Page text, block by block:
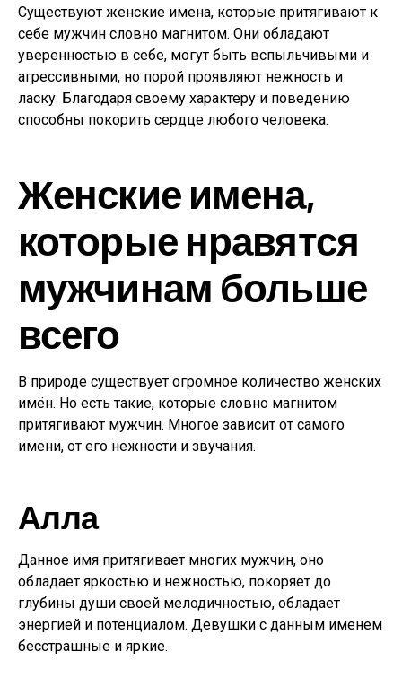
Существуют женские имена, которые притягивают к
себе мужчин словно магнитом. Они обладают
уверенностью в себе, могут быть вспыльчивыми и
агрессивными, но порой проявляют нежность и
ласку. Благодаря своему характеру и поведению
способны покорить сердце любого человека.
Женские имена,
которые нравятся
мужчинам больше
всего
В природе существует огромное количество женских
имён. Но есть такие, которые словно магнитом
притягивают мужчин. Многое зависит от самого
имени, от его нежности и звучания.
Алла
Данное имя притягивает многих мужчин, оно
обладает яркостью и нежностью, покоряет до
глубины души своей мелодичностью, обладает
энергией и потенциалом. Девушки с данным именем
бесстрашные и яркие.